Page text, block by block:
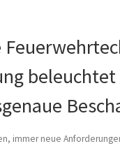
immer neue